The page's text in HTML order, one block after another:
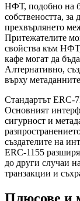
НФТ, подобно на
собствеността, за
прехвърлянето
Притежателите
свойства към
кафе могат да
Алтернативно,
върху
Стандартът ERC-
Основният
сигурност и
създателите на
ERC-1155
до други случаи
транзакции и
Плюсове и